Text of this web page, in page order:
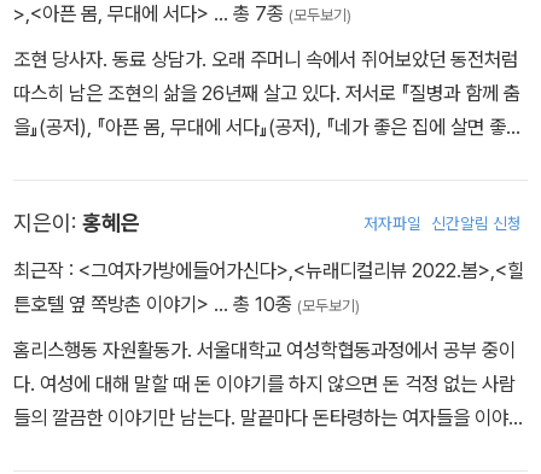
> <아픈 몸, 무대에 서다> … 총 7종 (모두보기)
조현 당사자. 동료 상담가. 오래 주머니 속에서 쥐어보았던 동전처럼
따스히 남은 조현의 삶을 26년째 살고 있다. 저서로 『질병과 함께 춤
을』(공저), 『아픈 몸, 무대에 서다』(공저), 『네가 좋은 집에 살면 좋겠
지은이: 홍혜은 저자파일 신간알림 신청
최근작 : <그여자가방에들어가신다> <뉴래디컬리뷰 2022.봄> <힐
튼호텔 옆 쪽방촌 이야기> … 총 10종 (모두보기)
홈리스행동 자원활동가. 서울대학교 여성학협동과정에서 공부 중이
다. 여성에 대해 말할 때 돈 이야기를 하지 않으면 돈 걱정 없는 사람
들의 깔끔한 이야기만 남는다. 말끝마다 돈타령하는 여자들을 이야기